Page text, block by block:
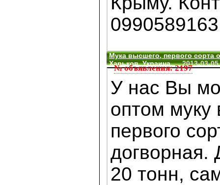
№ объявления: 2197
Мука высшего, первого сорта
Харьков, Украина
2013-03-05
У нас Вы
оптом муку
первого
догворная.
20 тонн,